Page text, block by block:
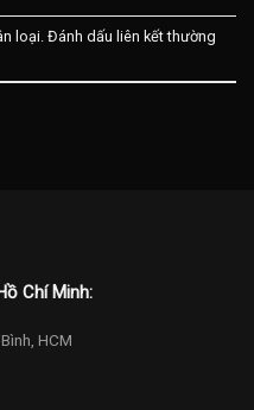
loại. Đánh dấu liên kết thường
Chí Minh:
HCM